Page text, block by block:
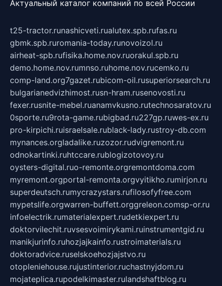
Актуальный каталог компаний по всей России
t25-tractor.runashicveti.rualutex.spb.rufas.ru
gbmk.spb.ruromania-today.runovoizol.ru
airheat-spb.rufisika.home.nov.ruorakul.spb.ru
demo.home.nov.rumnso.ruhome.nov.rucemko.ru
comp-land.org7gazet.rubicom-oil.rusuperiorsearch.ru
bulgarianedvizhimost.rusn-hram.rusenovosti.ru
fexer.rusnite-mebel.ruanamvkusno.rutechnosaratov.ru
0sporte.ru9rota-game.rubigbad.ru227gp.ruwes-ex.ru
pro-kirpichi.ruisraelsale.rublack-lady.rustroy-db.com
mynances.orgladalike.ruzozor.rudvigremont.ru
odnokartinki.ruhtccare.rublogizotovoy.ru
oysters-digital.ruo-remonte.orgremontdoma.com
myremont.orgportal-remonta.orgvyitikho.rumirjon.ru
superdeutsch.rumycrazystars.rufilosofyfree.com
mypetslife.orgwarren-buffett.orggreleon.comsp-or.ru
infoelectrik.rumaterialexpert.rudetkiexpert.ru
doktorvilechit.ruvsesvoimirykami.ruinstrumentgid.ru
manikjurinfo.ruhozjajkainfo.rustroimaterials.ru
doktoradvice.ruselskoehozjajstvo.ru
otopleniehouse.rujustinterior.ruchastnyjdom.ru
mojateplica.rupodelkimaster.rulandshaftblog.ru